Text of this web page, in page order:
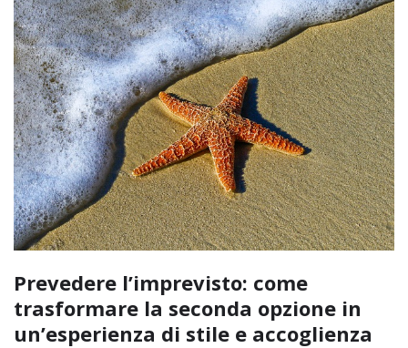
Prevedere l’imprevisto: come
trasformare la seconda opzione in
un’esperienza di stile e accoglienza